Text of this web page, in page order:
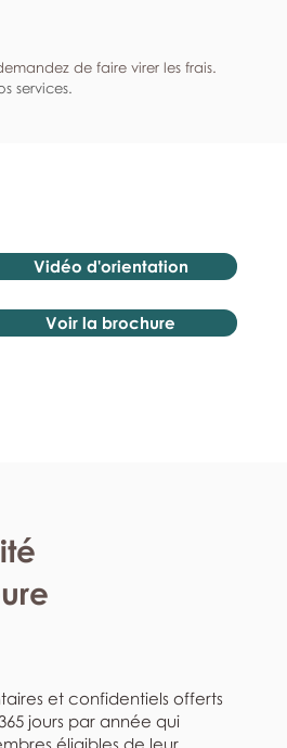
de faire virer les frais.
services.
Vidéo d'orientation
Voir la brochure
et confidentiels offerts
jours par année qui
éligibles de leur